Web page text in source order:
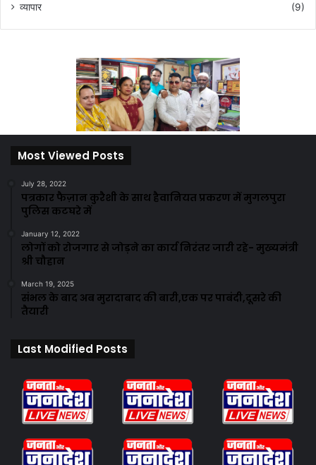
व्यापार
(9)
Most Viewed Posts
July 28, 2022
पत्रकार फैज़ान कुरैशी के साथ हैवानियत प्रकरण में मुगलपुरा
पुलिस कटघरे में
January 12, 2022
लोगों को रोजगार से जोड़ने का कार्य निरंतर जारी रहे- मुख्यमंत्री
श्री चौहान
March 19, 2025
संभल के बाद अब मुरादाबाद की बारी,एक पर पाबंदी,दूसरे की
तैयारी
Last Modified Posts